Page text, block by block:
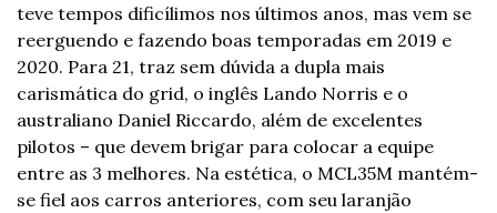
teve tempos dificílimos nos últimos anos, mas vem se
reerguendo e fazendo boas temporadas em 2019 e
2020. Para 21, traz sem dúvida a dupla mais
carismática do grid, o inglês Lando Norris e o
australiano Daniel Riccardo, além de excelentes
pilotos – que devem brigar para colocar a equipe
entre as 3 melhores. Na estética, o MCL35M mantém-
se fiel aos carros anteriores, com seu laranjão